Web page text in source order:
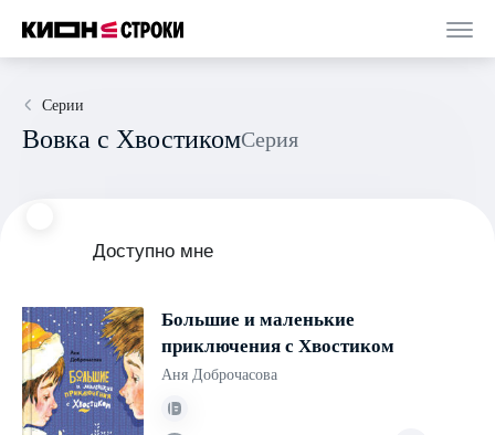
Серии
Вовка с Хвостиком Серия
Доступно мне
Большие и маленькие
приключения с Хвостиком
Аня Доброчасова